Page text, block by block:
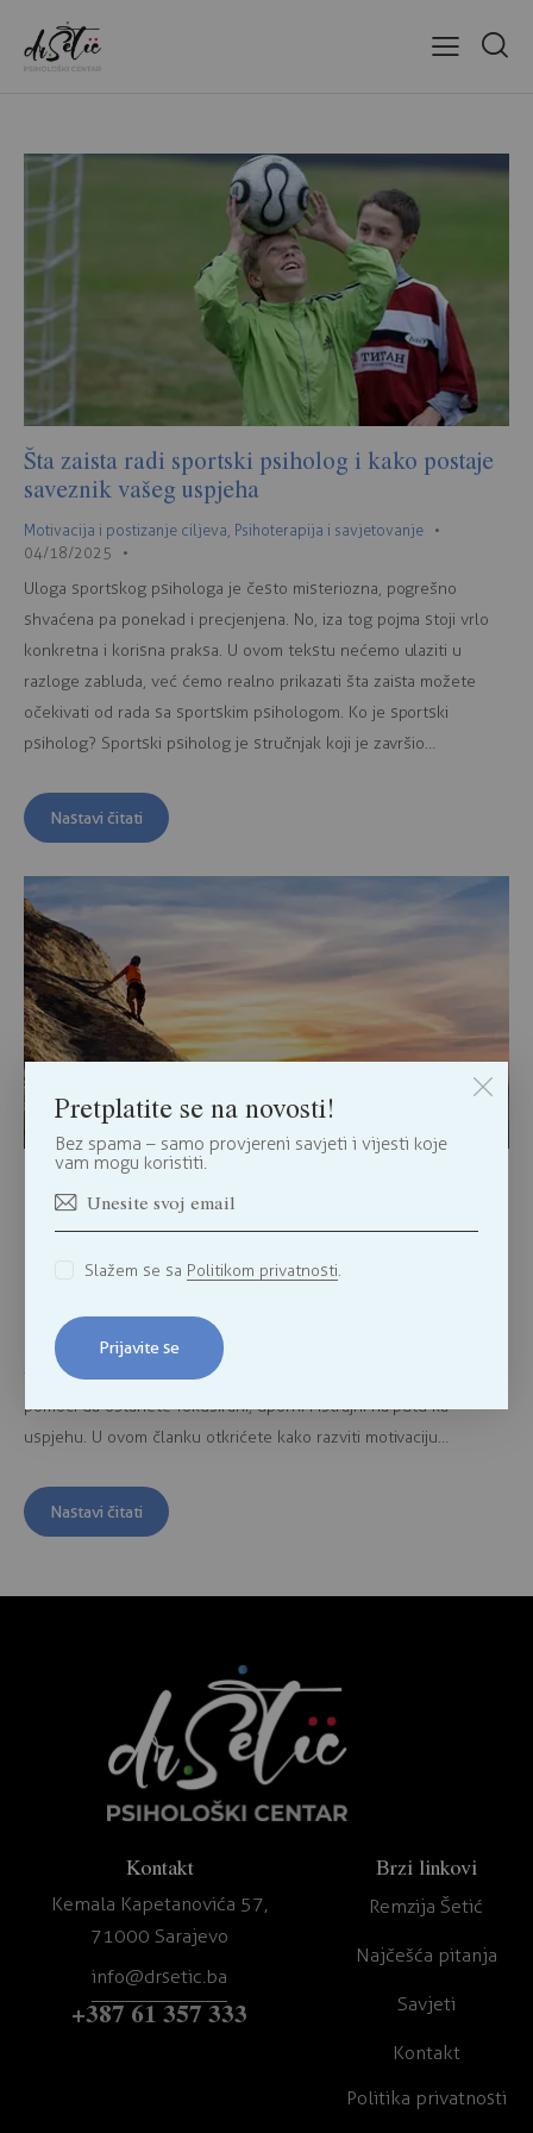
Šta zaista radi sportski psiholog i kako postaje
saveznik vašeg uspjeha
Motivacija i postizanje ciljeva Psihoterapija i savjetovanje
04/18/2025
Uloga sportskog psihologa je često misteriozna, pogrešno
shvaćena pa ponekad i precjenjena. No, iza tog pojma stoji vrlo
konkretna i korisna praksa. U ovom tekstu nećemo ulaziti u
razloge zabluda, već ćemo realno prikazati šta zaista možete
očekivati od rada sa sportskim psihologom. Ko je sportski
psiholog? Sportski psiholog je stručnjak koji je završio…
Nastavi čitati
Kako ostati motivisan i postići ciljeve
Da li ste se ikada zapitali zašto neki ljudi uspijevaju u
ostvarivanju svojih ciljeva, dok drugi brzo odustaju? Održavanje
motivacije nije lako, posebno kada se suočavamo s preprekama i
izazovima. Međutim, postoje efikasne strategije koje vam mogu
pomoći da ostanete fokusirani, uporni i istrajni na putu ka
uspjehu. U ovom članku otkrićete kako razviti motivaciju…
Nastavi čitati
Kontakt
Kemala Kapetanovića 57,
71000 Sarajevo
info@drsetic.ba
+387 61 357 333
Brzi linkovi
Remzija Šetić
Najčešća pitanja
Savjeti
Kontakt
Politika privatnosti
Pretplatite se na novosti!
Bez spama – samo provjereni savjeti i vijesti koje
vam mogu koristiti.
Prijavite se
Slažem se sa Politikom privatnosti.